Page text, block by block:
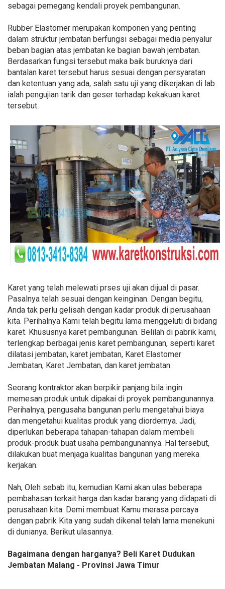
sebagai pemegang kendali proyek pembangunan.
Rubber Elastomer merupakan komponen yang penting
dalam struktur jembatan berfungsi sebagai media penyalur
beban bagian atas jembatan ke bagian bawah jembatan.
Berdasarkan fungsi tersebut maka baik buruknya dari
bantalan karet tersebut harus sesuai dengan persyaratan
dan ketentuan yang ada, salah satu uji yang dikerjakan di lab
ialah pengujian tarik dan geser terhadap kekakuan karet
tersebut.
Karet yang telah melewati prses uji akan dijual di pasar.
Pasalnya telah sesuai dengan keinginan. Dengan begitu,
Anda tak perlu gelisah dengan kadar produk di perusahaan
kita. Perihalnya Kami telah begitu lama menggeluti di bidang
karet. Khususnya karet pembangunan. Belilah di pabrik kami,
terlengkap berbagai jenis karet pembangunan, seperti karet
dilatasi jembatan, karet jembatan, Karet Elastomer
Jembatan, Karet Jembatan, dan karet jembatan.
Seorang kontraktor akan berpikir panjang bila ingin
memesan produk untuk dipakai di proyek pembangunannya.
Perihalnya, pengusaha bangunan perlu mengetahui biaya
dan mengetahui kualitas produk yang diordernya. Jadi,
diperlukan beberapa tahapan-tahapan dalam membeli
produk-produk buat usaha pembangunannya. Hal tersebut,
dilakukan buat menjaga kualitas bangunan yang mereka
kerjakan.
Nah, Oleh sebab itu, kemudian Kami akan ulas beberapa
pembahasan terkait harga dan kadar barang yang didapati di
perusahaan kita. Demi membuat Kamu merasa percaya
dengan pabrik Kita yang sudah dikenal telah lama menekuni
di dunianya. Berikut ulasannya.
Bagaimana dengan harganya? Beli Karet Dudukan
Jembatan Malang - Provinsi Jawa Timur